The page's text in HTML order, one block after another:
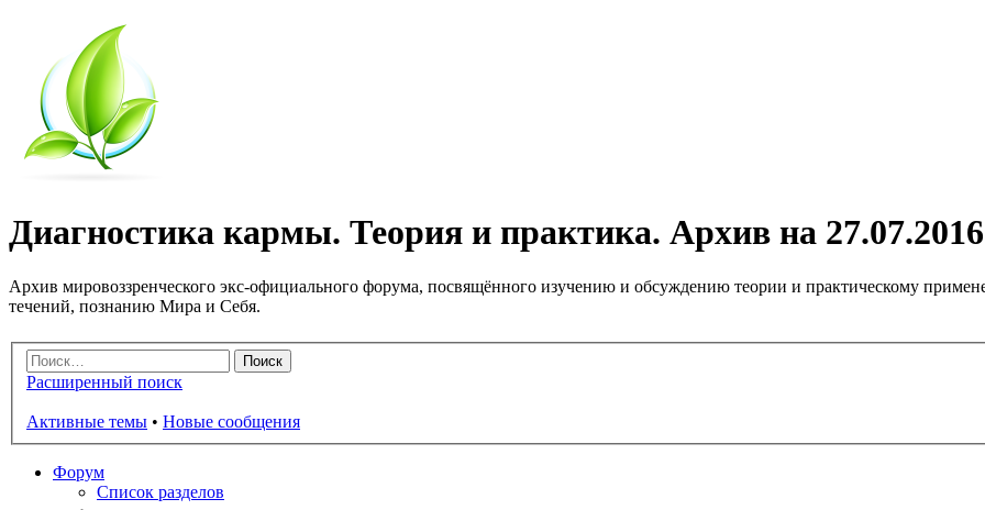
Диагностика кармы. Теория и практика. Архив на 27.07.2016
Архив мировоззренческого экс-официального форума, посвящённого изучению и обсуждению теории и практическому
течений, познанию Мира и Себя.
Расширенный поиск
Активные темы • Новые сообщения
Форум
Список разделов